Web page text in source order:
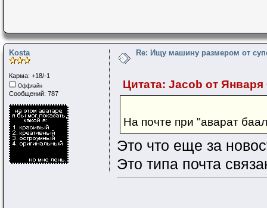
Kosta
Карма: +18/-1
Оффлайн
Сообщений: 787
Re: Ищу машину размером от
Цитата: Jacob от Января
На почте при "аварат
Это что еще за
Это типа почта